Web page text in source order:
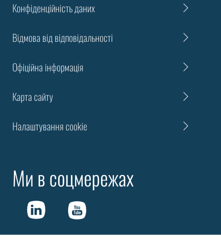
Конфіденційність даних
Відмова від відповідальності
Офіційна інформація
Карта сайту
Налаштування cookie
Ми в соцмережах